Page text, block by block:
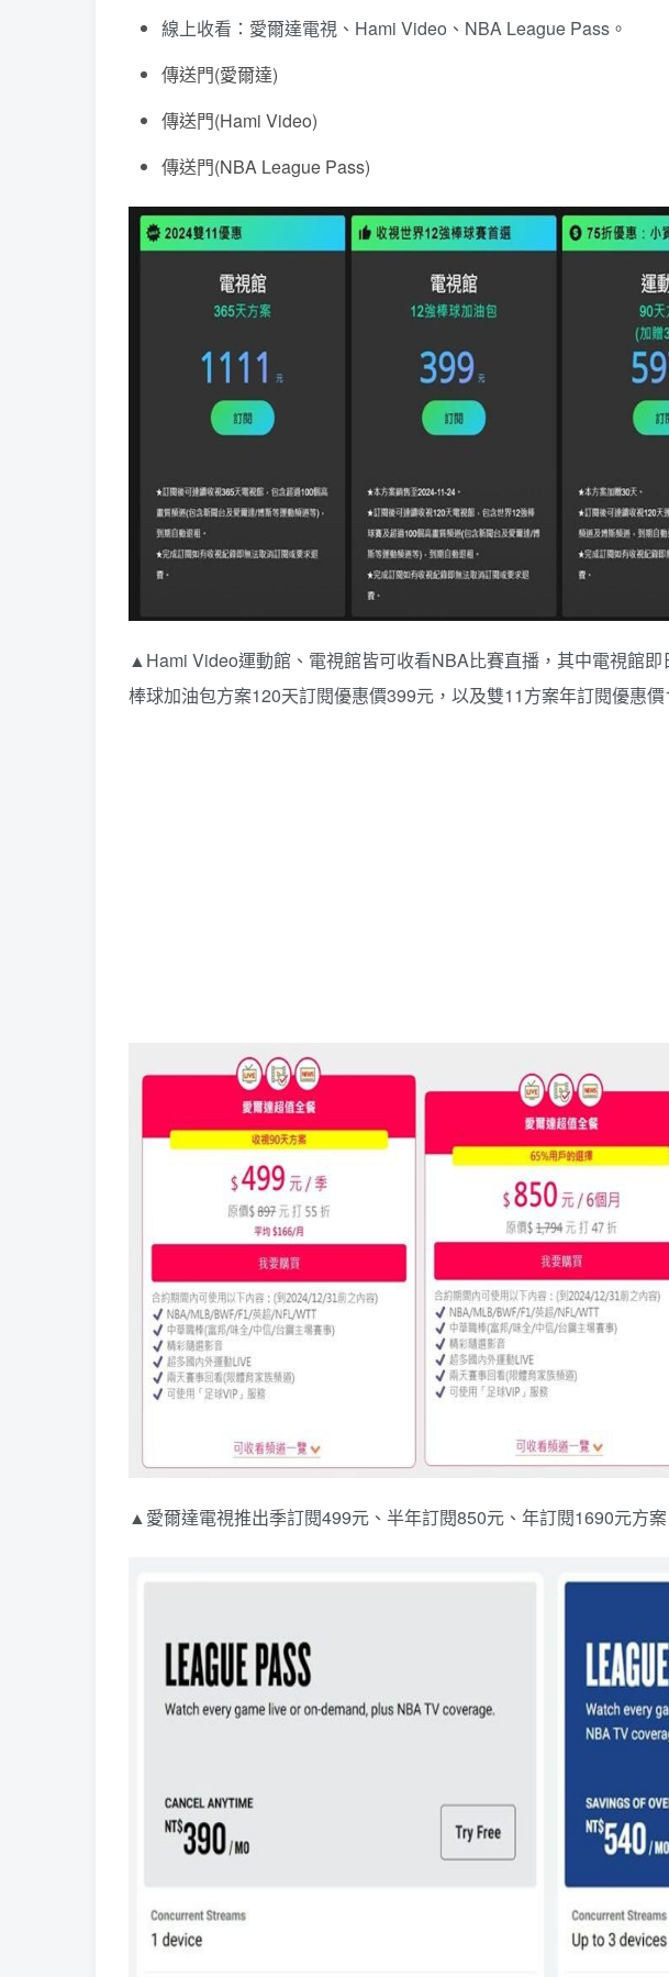
線上收看：愛爾達電視、Hami Video、NBA League Pass。
傳送門(愛爾達)
傳送門(Hami Video)
傳送門(NBA League Pass)
▲Hami Video運動館、電視館皆可收看NBA比賽直播，其中電視館
棒球加油包方案120天訂閱優惠價399元，以及雙11方案年訂閱優惠價
▲愛爾達電視推出季訂閱499元、半年訂閱850元、年訂閱1690元方案